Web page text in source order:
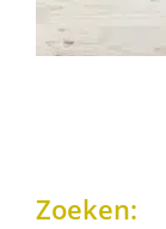
Zoeken: